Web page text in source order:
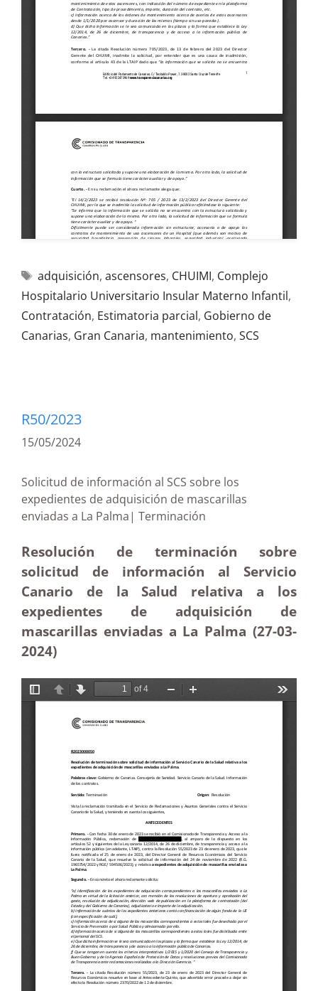
adquisición, ascensores, CHUIMI, Complejo
Hospitalario Universitario Insular Materno Infantil,
Contratación, Estimatoria parcial, Gobierno de
Canarias, Gran Canaria, mantenimiento, SCS
R50/2023
15/05/2024
Solicitud de información al SCS sobre los
expedientes de adquisición de mascarillas
enviadas a La Palma| Terminación
Resolución de terminación sobre
solicitud de información al Servicio
Canario de la Salud relativa a los
expedientes de adquisición de
mascarillas enviadas a La Palma (27-03-
2024)